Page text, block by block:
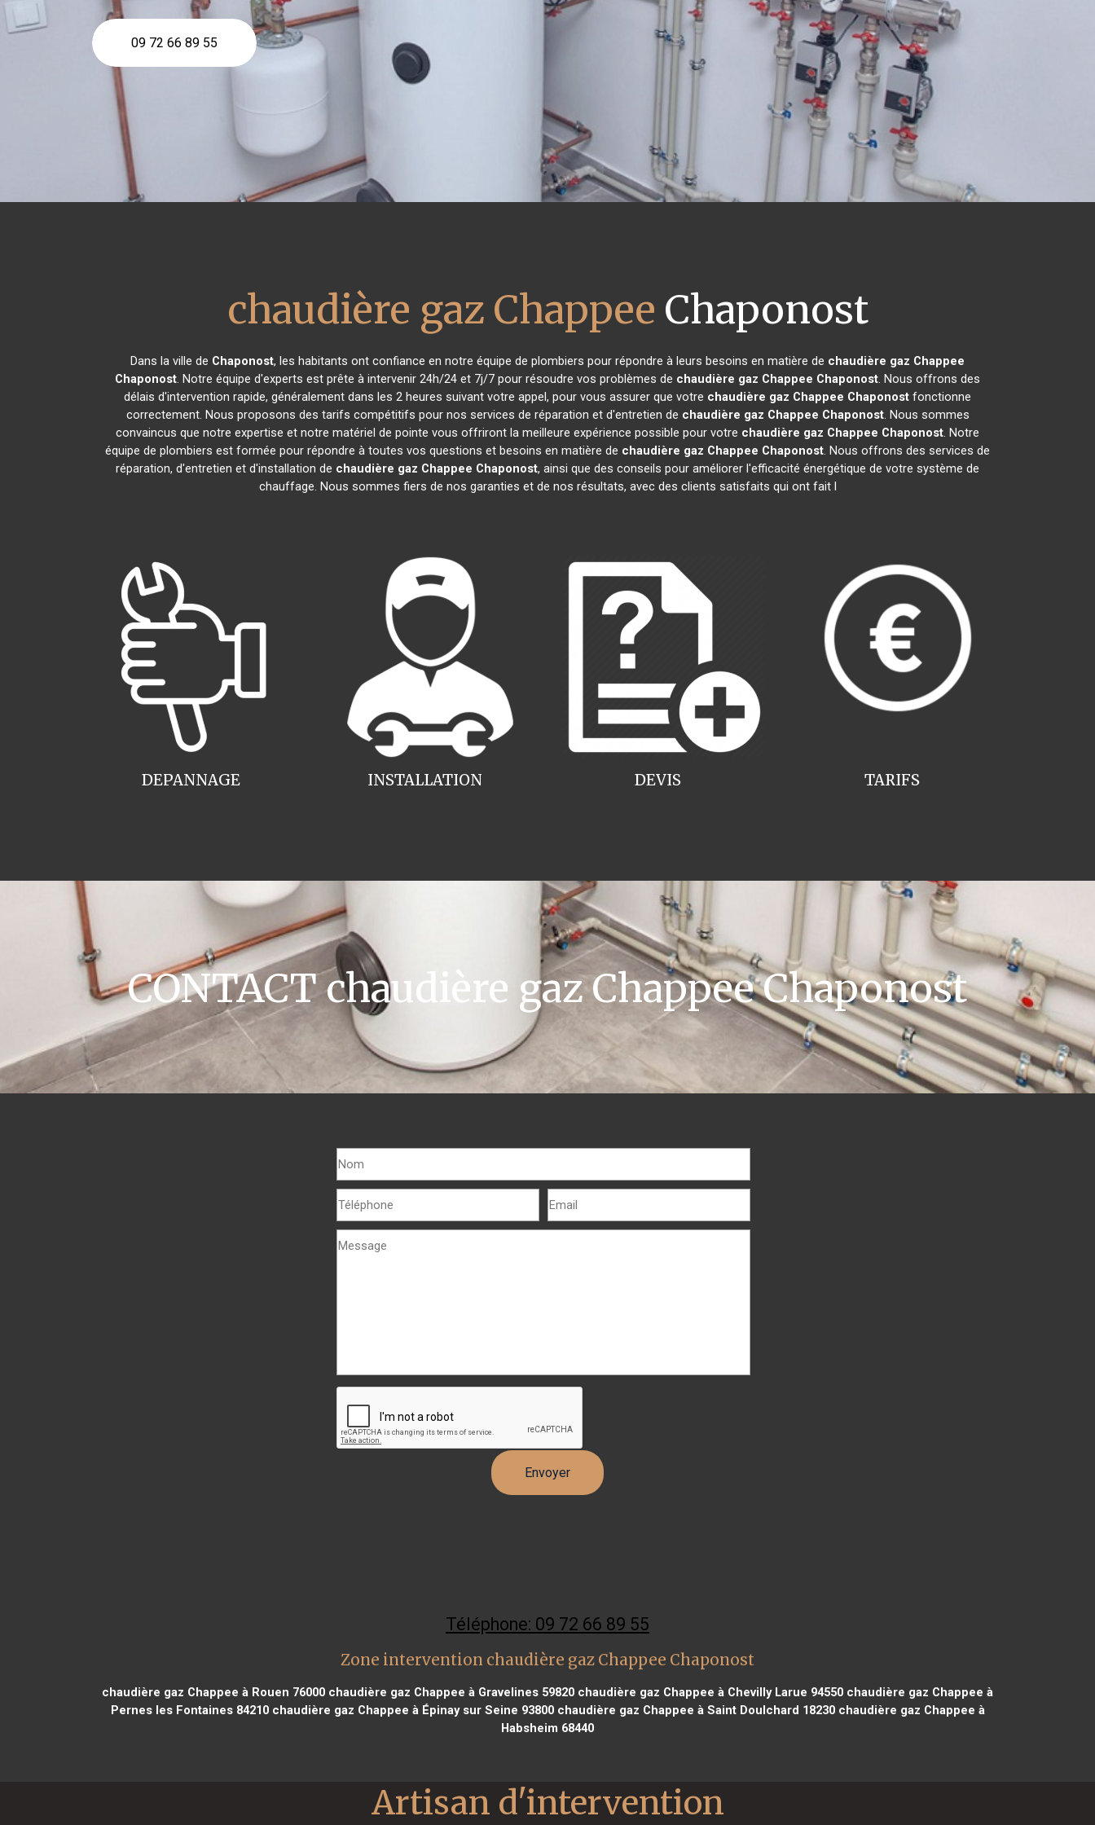
09 72 66 89 55
chaudière gaz Chappee Chaponost
Dans la ville de Chaponost, les habitants ont confiance en notre équipe de plombiers pour répondre à leurs besoins en matière de chaudière gaz Chappee
Chaponost. Notre équipe d'experts est prête à intervenir 24h/24 et 7j/7 pour résoudre vos problèmes de chaudière gaz Chappee Chaponost. Nous offrons des
délais d'intervention rapide, généralement dans les 2 heures suivant votre appel, pour vous assurer que votre chaudière gaz Chappee Chaponost fonctionne
correctement. Nous proposons des tarifs compétitifs pour nos services de réparation et d'entretien de chaudière gaz Chappee Chaponost. Nous sommes
convaincus que notre expertise et notre matériel de pointe vous offriront la meilleure expérience possible pour votre chaudière gaz Chappee Chaponost. Notre
équipe de plombiers est formée pour répondre à toutes vos questions et besoins en matière de chaudière gaz Chappee Chaponost. Nous offrons des services de
réparation, d'entretien et d'installation de chaudière gaz Chappee Chaponost, ainsi que des conseils pour améliorer l'efficacité énergétique de votre système de
chauffage. Nous sommes fiers de nos garanties et de nos résultats, avec des clients satisfaits qui ont fait l
INSTALLATION
DEPANNAGE TARIFS
DEVIS
CONTACT chaudière gaz Chappee Chaponost
Téléphone: 09 72 66 89 55
Zone intervention chaudière gaz Chappee Chaponost
chaudière gaz Chappee à Rouen 76000 chaudière gaz Chappee à Gravelines 59820 chaudière gaz Chappee à Chevilly Larue 94550 chaudière gaz Chappee à
Pernes les Fontaines 84210chaudière gaz Chappee à Épinay sur Seine 93800chaudière gaz Chappee à Saint Doulchard 18230chaudière gaz Chappee à
Habsheim 68440
Artisan d'intervention